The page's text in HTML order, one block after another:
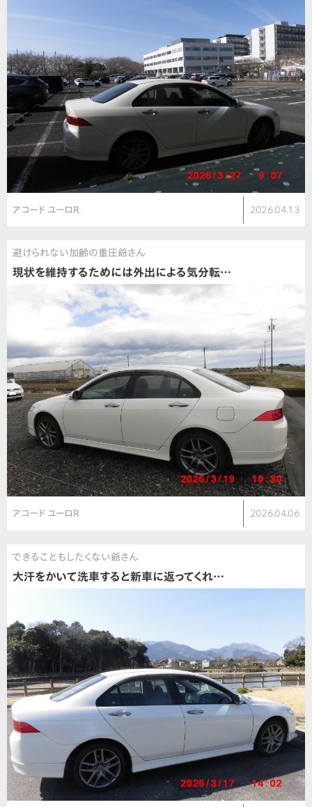
アコード ユーロR 2026.04.13
避けられない加齢の重圧爺さん
現状を維持するためには外出による気分転…
アコード ユーロR 2026.04.06
できることもしたくない爺さん
大汗をかいて洗車すると新車に返ってくれ…